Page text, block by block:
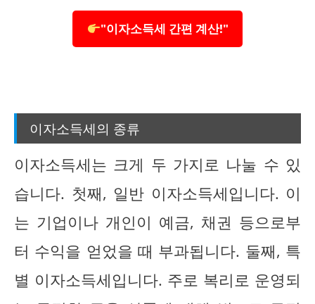
"이자소득세 간편 계산!"
이자소득세의 종류
이자소득세는 크게 두 가지로 나눌 수 있
습니다. 첫째, 일반 이자소득세입니다. 이
는 기업이나 개인이 예금, 채권 등으로부
터 수익을 얻었을 때 부과됩니다. 둘째, 특
별 이자소득세입니다. 주로 복리로 운영되